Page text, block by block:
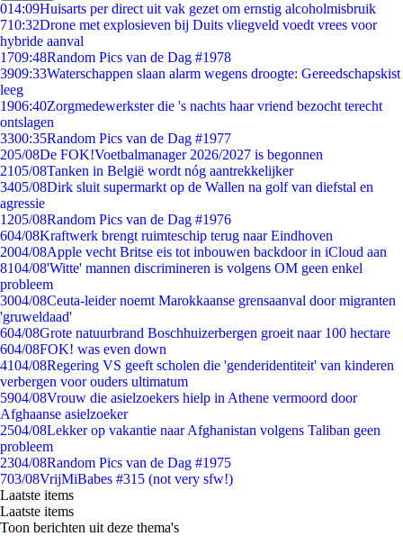
014:09Huisarts per direct uit vak gezet om ernstig alcoholmisbruik
710:32Drone met explosieven bij Duits vliegveld voedt vrees voor
hybride aanval
1709:48Random Pics van de Dag #1978
3909:33Waterschappen slaan alarm wegens droogte: Gereedschapskist
leeg
1906:40Zorgmedewerkster die 's nachts haar vriend bezocht terecht
ontslagen
3300:35Random Pics van de Dag #1977
205/08De FOK!Voetbalmanager 2026/2027 is begonnen
2105/08Tanken in België wordt nóg aantrekkelijker
3405/08Dirk sluit supermarkt op de Wallen na golf van diefstal en
agressie
1205/08Random Pics van de Dag #1976
604/08Kraftwerk brengt ruimteschip terug naar Eindhoven
2004/08Apple vecht Britse eis tot inbouwen backdoor in iCloud aan
8104/08'Witte' mannen discrimineren is volgens OM geen enkel
probleem
3004/08Ceuta-leider noemt Marokkaanse grensaanval door migranten
'gruweldaad'
604/08Grote natuurbrand Boschhuizerbergen groeit naar 100 hectare
604/08FOK! was even down
4104/08Regering VS geeft scholen die 'genderidentiteit' van kinderen
verbergen voor ouders ultimatum
5904/08Vrouw die asielzoekers hielp in Athene vermoord door
Afghaanse asielzoeker
2504/08Lekker op vakantie naar Afghanistan volgens Taliban geen
probleem
2304/08Random Pics van de Dag #1975
703/08VrijMiBabes #315 (not very sfw!)
Laatste items
Laatste items
Toon berichten uit deze thema's